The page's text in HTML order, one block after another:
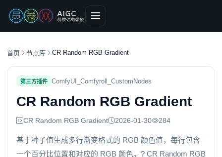
首页 节点库 CR Random RGB Gradient
第三方插件 ComfyUI_Comfyroll_CustomNodes
CR Random RGB Gradient
CR Random RGB Gradient 2026-01-30 284
基于种子值生成多行渐变格式的 RGB 颜色值，每行包含
一个百分比位置和对应的 RGB 颜色。? CR Random RGB